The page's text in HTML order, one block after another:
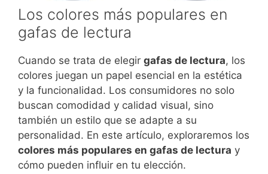
Los colores más populares en
gafas de lectura
Cuando se trata de elegir gafas de lectura, los
colores juegan un papel esencial en la estética
y la funcionalidad. Los consumidores no solo
buscan comodidad y calidad visual, sino
también un estilo que se adapte a su
personalidad. En este artículo, exploraremos los
colores más populares en gafas de lectura y
cómo pueden influir en tu elección.